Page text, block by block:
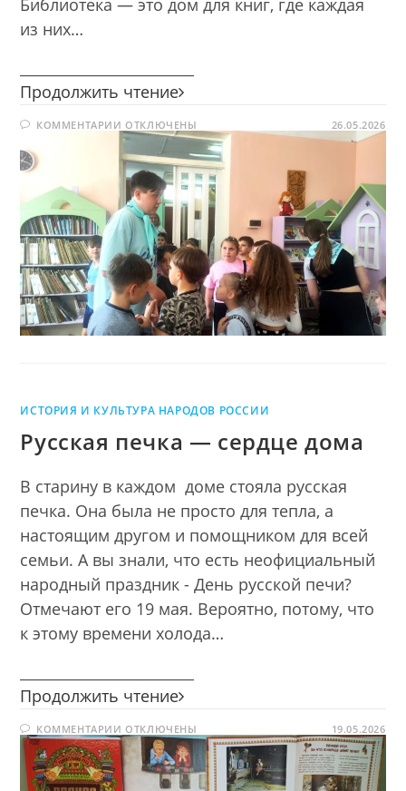
из них…
Продолжить чтение Сегодня
—
библиотекарь
КОММЕНТАРИИ К
ЗАПИСИ
СЕГОДНЯ
Я
—
БИБЛИОТЕКАРЬ
ОТКЛЮЧЕНЫ 26.05.2026
ИСТОРИЯ И КУЛЬТУРА НАРОДОВ РОССИИ
Русская печка — сердце дома
В старину в каждом доме стояла русская
печка. Она была не просто для тепла, а
настоящим другом и помощником для всей
семьи. А вы знали, что есть неофициальный
народный праздник - День русской печи?
Отмечают его 19 мая. Вероятно, потому, что
к этому времени холода…
Продолжить чтение Русская
—
сердце
дома
КОММЕНТАРИИ К
ЗАПИСИ
РУССКАЯ
ПЕЧКА
—
СЕРДЦЕ
ОТКЛЮЧЕНЫ 19.05.2026